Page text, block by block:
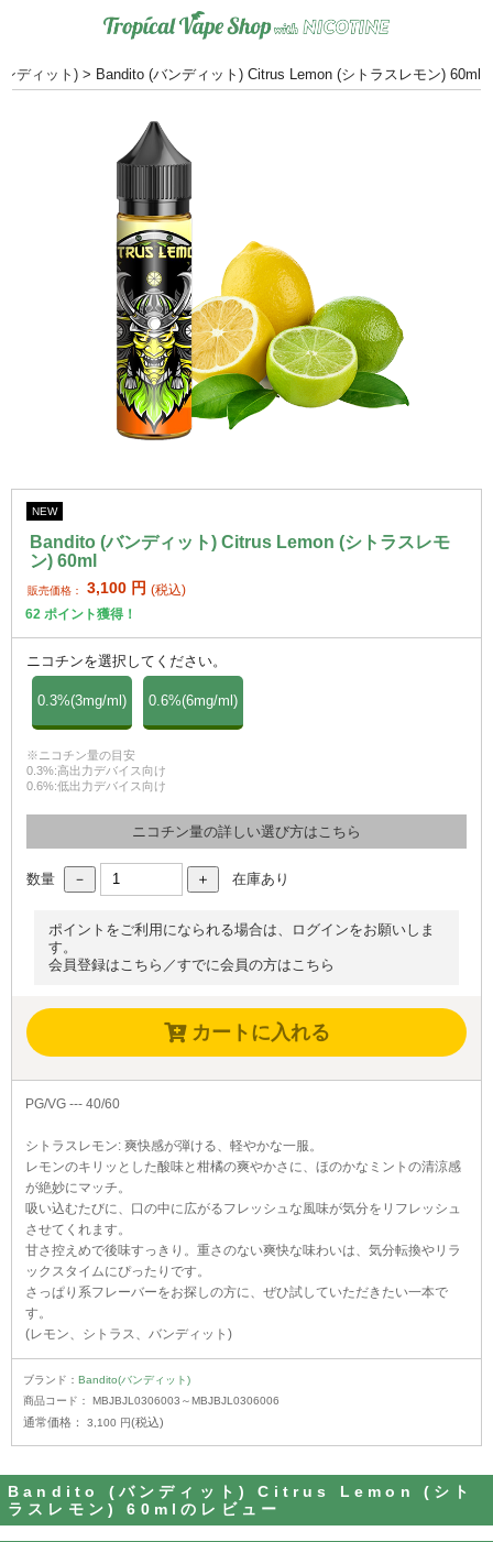
ディット) > Bandito (バンディット) Citrus Lemon (シトラスレモン) 60ml
NEW
Bandito (バンディット) Citrus Lemon (シトラスレモ
ン) 60ml
販売価格： 3,100 円(税込)
62ポイント獲得！
ニコチンを選択してください。
0.3%(3mg/ml) 0.6%(6mg/ml)
※ニコチン量の目安
0.3%:高出力デバイス向け
0.6%:低出力デバイス向け
ニコチン量の詳しい選び方はこちら
数量 在庫あり
ポイントをご利用になられる場合は、ログインをお願いしま
す。
会員登録はこちら ／すでに会員の方はこちら
カートに入れる
PG/VG --- 40/60
シトラスレモン: 爽快感が弾ける、軽やかな一服。
レモンのキリッとした酸味と柑橘の爽やかさに、ほのかなミントの清涼感
が絶妙にマッチ。
吸い込むたびに、口の中に広がるフレッシュな風味が気分をリフレッシュ
させてくれます。
甘さ控えめで後味すっきり。重さのない爽快な味わいは、気分転換やリラ
ックスタイムにぴったりです。
さっぱり系フレーバーをお探しの方に、ぜひ試していただきたい一本で
す。
(レモン、シトラス、バンディット)
ブランド：Bandito(バンディット)
商品コード：MBJBJL0306003～MBJBJL0306006
通常価格： 3,100 円(税込)
Bandito (バンディット) Citrus Lemon (シト
ラスレモン) 60mlのレビュー